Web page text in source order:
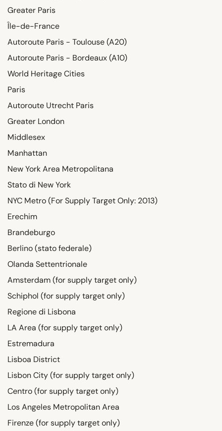
Greater Paris
Île-de-France
Autoroute Paris - Toulouse (A20)
Autoroute Paris - Bordeaux (A10)
World Heritage Cities
Paris
Autoroute Utrecht Paris
Greater London
Middlesex
Manhattan
New York Area Metropolitana
Stato di New York
NYC Metro (For Supply Target Only: 2013)
Erechim
Brandeburgo
Berlino (stato federale)
Olanda Settentrionale
Amsterdam (for supply target only)
Schiphol (for supply target only)
Regione di Lisbona
LA Area (for supply target only)
Estremadura
Lisboa District
Lisbon City (for supply target only)
Centro (for supply target only)
Los Angeles Metropolitan Area
Firenze (for supply target only)